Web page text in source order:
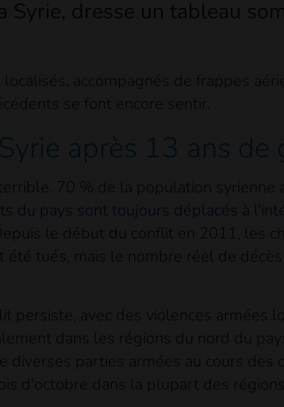
dresse un tableau
accompagnés de frappes
se font encore sentir.
après 13 ans de
70 % de la population syrienne
du pays sont toujours déplacés à
le début du conflit en 2011, les
été tués, mais le nombre réel de
persiste, avec des violences armées
dans les régions du nord du
parties armées au cours des
d'octobre dans la plupart des